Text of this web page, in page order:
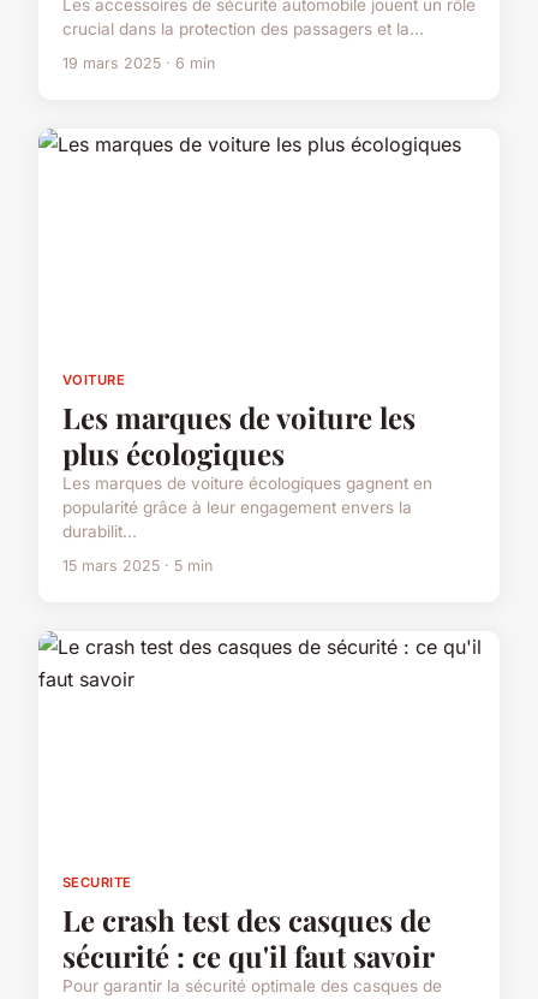
Les accessoires de sécurité automobile jouent un rôle
crucial dans la protection des passagers et la...
19 mars 2025 · 6 min
VOITURE
Les marques de voiture les
plus écologiques
Les marques de voiture écologiques gagnent en
popularité grâce à leur engagement envers la
durabilit...
15 mars 2025 · 5 min
SECURITE
Le crash test des casques de
sécurité : ce qu'il faut savoir
Pour garantir la sécurité optimale des casques de